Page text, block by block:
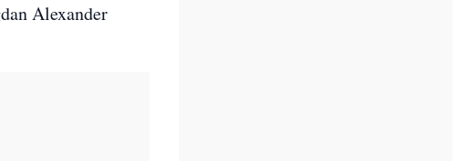
Alexander